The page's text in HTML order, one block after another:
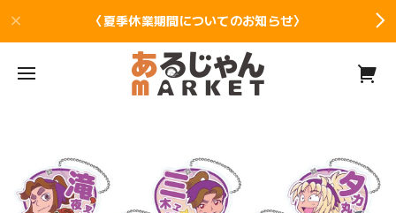
〈夏季休業期間についてのお知らせ〉